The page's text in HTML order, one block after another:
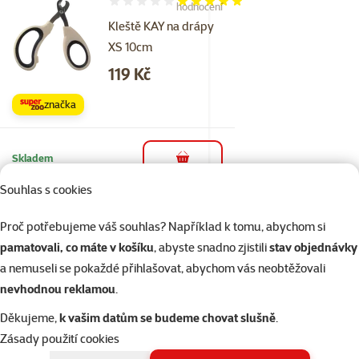
Souhlas s cookies
Proč potřebujeme váš souhlas? Například k tomu, abychom si
pamatovali, co máte v košíku, abyste snadno zjistilistav objednávky
a nemuseli se pokaždé přihlašovat, abychom vás neobtěžovali
nevhodnou reklamou.
Děkujeme,k vašim datům se budeme chovat slušně.
Zásady použití cookies
Kleště KAY na drápy
XS 10cm
Hodnocení 100%, počet hodnocení: 5
hodnocení
Cena
119 Kč
značka
Skladem do košíku
Pochoutka pro
zdravé zuby Beaphar
Cat-A-Dent Bits 35 g
Hodnocení 90%, počet hodnocení: 2
hodnocení
Cena
69 Kč
značka